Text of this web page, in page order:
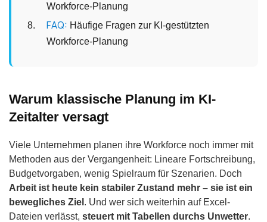
Workforce-Planung
FAQ: Häufige Fragen zur KI-gestützten
Workforce-Planung
Warum klassische Planung im KI-
Zeitalter versagt
Viele Unternehmen planen ihre Workforce noch immer mit
Methoden aus der Vergangenheit: Lineare Fortschreibung,
Budgetvorgaben, wenig Spielraum für Szenarien. Doch
Arbeit ist heute kein stabiler Zustand mehr – sie ist ein
bewegliches Ziel . Und wer sich weiterhin auf Excel-
Dateien verlässt, steuert mit Tabellen durchs Unwetter.